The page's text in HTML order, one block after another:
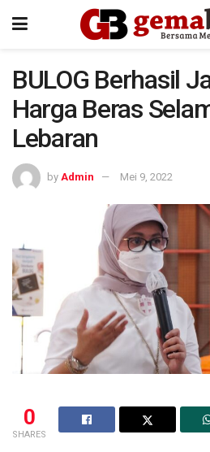
BULOG Berhasil
Harga Beras
Lebaran
by Admin Mei 9, 2022
0
SHARES